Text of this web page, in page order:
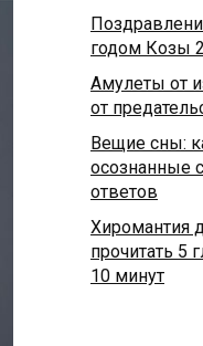
годом Козы
Амулеты от
от
Вещие сны:
осознанные
ответов
Хиромантия
прочитать 5
10 минут